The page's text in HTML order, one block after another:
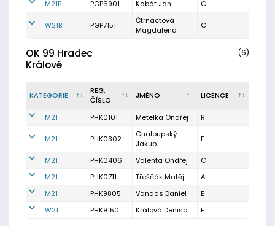
M21B
PGP6901 Kabát Jan C
W21B PGP7151
Čtrnáctová
Magdalena
C
OK 99 Hradec
Králové
(6)
KATEGORIE
REG.
ČÍSLO
JMÉNO LICENCE
M21 PHK0101 Metelka Ondřej R
M21 PHK0302
Chaloupský
Jakub
E
M21 PHK0406 Valenta Ondřej
C
M21
PHK0711 Třešňák Matěj
A
M21
PHK9805 Vandas Daniel
E
W21
PHK9150 Králová Denisa E